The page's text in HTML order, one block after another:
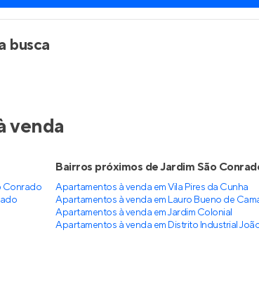
busca
venda
Conrado
Bairros próximos de Jardim São
Apartamentos à venda em Vila Pires da Cunha
Apartamentos à venda em Lauro Bueno de
Apartamentos à venda em Jardim Colonial
Apartamentos à venda em Distrito Industrial